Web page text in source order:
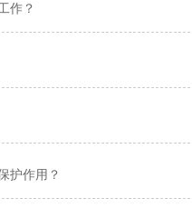
作？
护作用？